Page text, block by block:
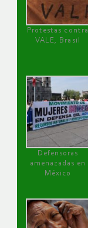
Protestas contra
VALE, Brasil
Defensoras
amenazadas en
México